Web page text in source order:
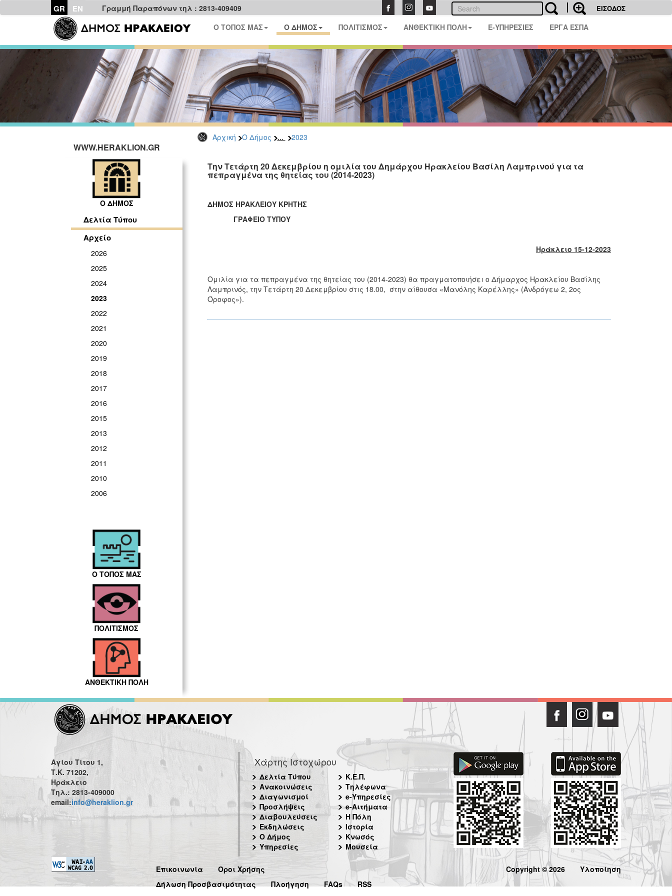
GR EN Γραμμή Παραπόνων τηλ : 2813-409409 ΕΙΣΟΔΟΣ
Ο ΤΟΠΟΣ ΜΑΣ Ο ΔΗΜΟΣ ΠΟΛΙΤΙΣΜΟΣ ΑΝΘΕΚΤΙΚΗ ΠΟΛΗ E-ΥΠΗΡΕΣΙΕΣ ΕΡΓΑ ΕΣΠΑ
Αρχική Ο Δήμος ... 2023
WWW.HERAKLION.GR
Ο ΔΗΜΟΣ
Δελτία Τύπου
Αρχείο
2026
2025
2024
2023
2022
2021
2020
2019
2018
2017
2016
2015
2013
2012
2011
2010
2006
Ο ΤΟΠΟΣ ΜΑΣ
ΠΟΛΙΤΙΣΜΟΣ
ΑΝΘΕΚΤΙΚΗ ΠΟΛΗ
Την Τετάρτη 20 Δεκεμβρίου η ομιλία του Δημάρχου Ηρακλείου Βασίλη Λαμπρινού για τα
πεπραγμένα της θητείας του (2014-2023)
ΔΗΜΟΣ ΗΡΑΚΛΕΙΟΥ ΚΡΗΤΗΣ
ΓΡΑΦΕΙΟ ΤΥΠΟΥ
Ηράκλειο 15-12-2023
Ομιλία για τα πεπραγμένα της θητείας του (2014-2023) θα πραγματοποιήσει ο Δήμαρχος Ηρακλείου Βασίλης
Λαμπρινός, την Τετάρτη 20 Δεκεμβρίου στις 18.00, στην αίθουσα «Μανόλης Καρέλλης» (Ανδρόγεω 2, 2ος
Όροφος»).
Αγίου Τίτου 1,
Τ.Κ. 71202,
Ηράκλειο
Τηλ.: 2813-409000
email:info@heraklion.gr
Χάρτης Ιστοχώρου
Δελτία Τύπου
Ανακοινώσεις
Διαγωνισμοί
Προσλήψεις
Διαβουλεύσεις
Εκδηλώσεις
Ο Δήμος
Υπηρεσίες
Κ.Ε.Π.
Τηλέφωνα
e-Υπηρεσίες
e-Αιτήματα
Η Πόλη
Ιστορία
Κνωσός
Μουσεία
Επικοινωνία
Όροι Χρήσης
Δήλωση Προσβασιμότητας
Πλοήγηση FAQs RSS
Copyright © 2026 Υλοποίηση